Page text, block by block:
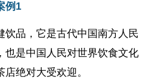
例1
饮品，它是古代中国南方人民
也是中国人民对世界饮食文化
绝对大受欢迎。